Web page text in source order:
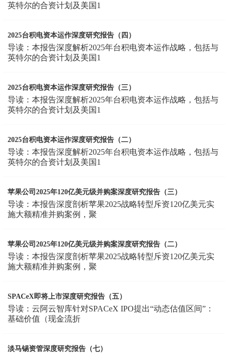
英特尔的合资计划及美国1
2025台积电资本运作深度研究报告（四）
导读：本报告深度解析2025年台积电资本运作战略，包括与
英特尔的合资计划及美国1
2025台积电资本运作深度研究报告（三）
导读：本报告深度解析2025年台积电资本运作战略，包括与
英特尔的合资计划及美国1
2025台积电资本运作深度研究报告（二）
导读：本报告深度解析2025年台积电资本运作战略，包括与
英特尔的合资计划及美国1
苹果公司2025年120亿美元级并购案深度研究报告（三）
导读：本报告深度剖析苹果2025战略转型斥资120亿美元实
施大额精准并购案例，聚
苹果公司2025年120亿美元级并购案深度研究报告（二）
导读：本报告深度剖析苹果2025战略转型斥资120亿美元实
施大额精准并购案例，聚
SPACeX即将上市深度研究报告（五）
导读：云阿云智库针对SPACeX IPO提出“动态估值区间”：
基础价值（现金流折
淡马锡资管深度研究报告（七）